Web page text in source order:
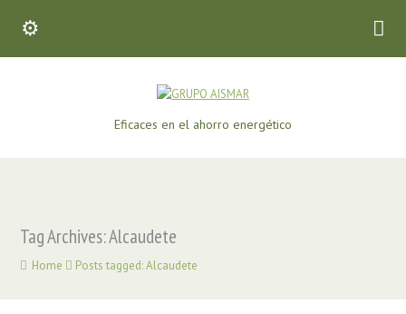
Eficaces en el ahorro energético
Tag Archives: Alcaudete
Home Posts tagged: Alcaudete